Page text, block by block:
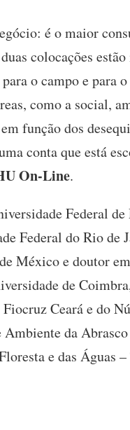
é o maior
colocações
o campo e para
como a social,
função dos
conta que está
On-Line.
Federal
Federal do Rio de
México e doutor
de
Ceará e do
da
e das Águas –